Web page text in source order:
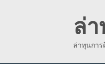
ล่
ล่าทุนกา